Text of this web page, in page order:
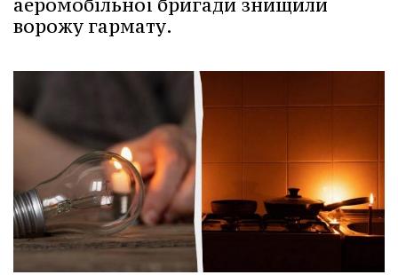
ворожу гармату.